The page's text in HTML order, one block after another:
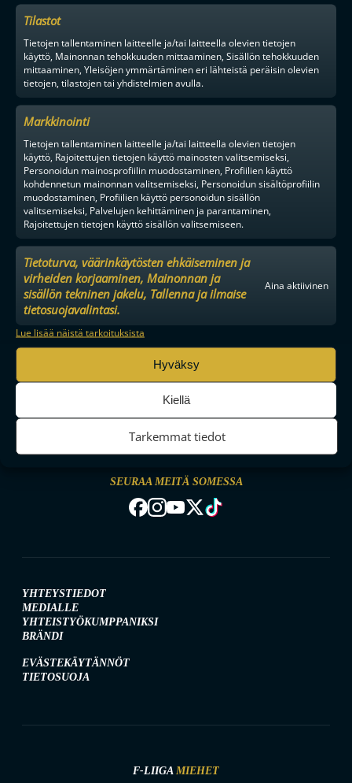
Tilastot
Tietojen tallentaminen laitteelle ja/tai laitteella olevien tietojen
käyttö, Mainonnan tehokkuuden mittaaminen, Sisällön tehokkuuden
mittaaminen, Yleisöjen ymmärtäminen eri lähteistä peräisin olevien
tietojen, tilastojen tai yhdistelmien avulla.
Markkinointi
Tietojen tallentaminen laitteelle ja/tai laitteella olevien tietojen
käyttö, Rajoitettujen tietojen käyttö mainosten valitsemiseksi,
Personoidun mainosprofiilin muodostaminen, Profiilien käyttö
kohdennetun mainonnan valitsemiseksi, Personoidun sisältöprofiilin
muodostaminen, Profiilien käyttö personoidun sisällön
valitsemiseksi, Palvelujen kehittäminen ja parantaminen,
Rajoitettujen tietojen käyttö sisällön valitsemiseen.
Tietoturva, väärinkäytösten ehkäiseminen ja
virheiden korjaaminen, Mainonnan ja
sisällön tekninen jakelu, Tallenna ja ilmaise
tietosuojavalintasi.
Aina aktiivinen
Lue lisää näistä tarkoituksista
Hyväksy
Kiellä
Tarkemmat tiedot
SEURAA MEITÄ SOMESSA
YHTEYSTIEDOT
MEDIALLE
YHTEISTYÖKUMPPANIKSI
BRÄNDI
EVÄSTEKÄYTÄNNÖT
TIETOSUOJA
F-LIIGA MIEHET